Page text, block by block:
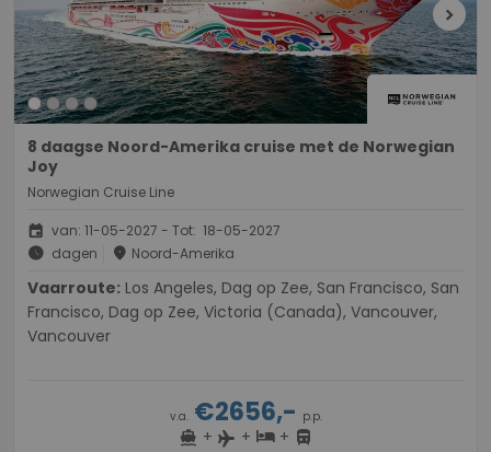
chevron_right
8 daagse Noord-Amerika cruise met de Norwegian
Joy
Norwegian Cruise Line
event van: 11-05-2027 - Tot: 18-05-2027
schedule dagen place Noord-Amerika
Vaarroute:
Francisco, Dag op Zee, Victoria (Canada), Vancouver,
Vancouver
v.a.€2656,- p.p.
directions_boat + flight + hotel+ directions_bus